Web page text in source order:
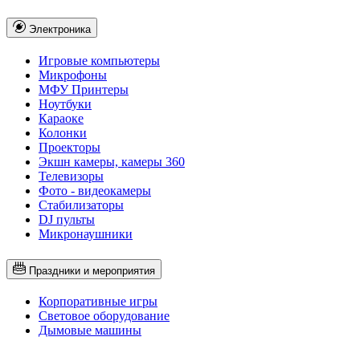
Электроника
Игровые компьютеры
Микрофоны
МФУ Принтеры
Ноутбуки
Караоке
Колонки
Проекторы
Экшн камеры, камеры 360
Телевизоры
Фото - видеокамеры
Стабилизаторы
DJ пульты
Микронаушники
Праздники и мероприятия
Корпоративные игры
Световое оборудование
Дымовые машины